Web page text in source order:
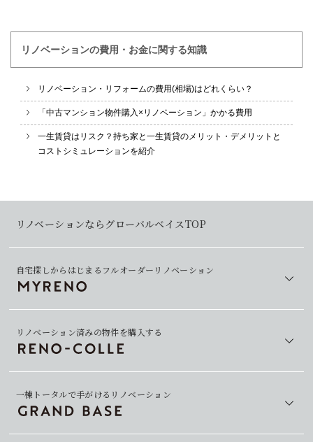
リノベーションの費用・お金に関する知識
リノベーション・リフォームの費用(相場)はどれくらい？
「中古マンション物件購入×リノベーション」かかる費用
一生賃貸はリスク？持ち家と一生賃貸のメリット・デメリットと
コストシミュレーションを紹介
リノベーションならグローバルベイスTOP
自宅探しからはじまるフルオーダーリノベーション
リノベーション済みの物件を購入する
一棟トータルで手がけるリノベーション